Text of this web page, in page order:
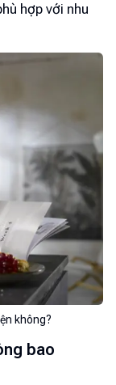
hợp với nhu
không?
bao